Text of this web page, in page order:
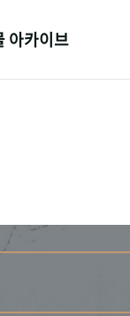
아카이브